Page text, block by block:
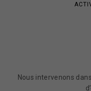
Nous intervenons